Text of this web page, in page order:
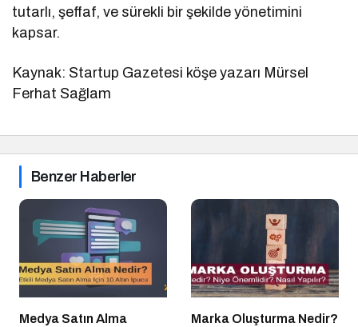
tutarlı, şeffaf, ve sürekli bir şekilde yönetimini
kapsar.
Kaynak: Startup Gazetesi köşe yazarı Mürsel
Ferhat Sağlam
Benzer Haberler
Medya Satın Alma
Marka Oluşturma Nedir?